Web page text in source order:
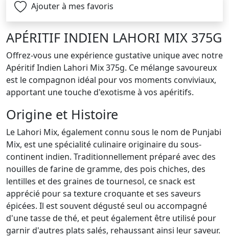
Ajouter à mes favoris
APÉRITIF INDIEN LAHORI MIX 375G
Offrez-vous une expérience gustative unique avec notre
Apéritif Indien Lahori Mix 375g. Ce mélange savoureux
est le compagnon idéal pour vos moments conviviaux,
apportant une touche d'exotisme à vos apéritifs.
Origine et Histoire
Le Lahori Mix, également connu sous le nom de Punjabi
Mix, est une spécialité culinaire originaire du sous-
continent indien. Traditionnellement préparé avec des
nouilles de farine de gramme, des pois chiches, des
lentilles et des graines de tournesol, ce snack est
apprécié pour sa texture croquante et ses saveurs
épicées. Il est souvent dégusté seul ou accompagné
d'une tasse de thé, et peut également être utilisé pour
garnir d'autres plats salés, rehaussant ainsi leur saveur.